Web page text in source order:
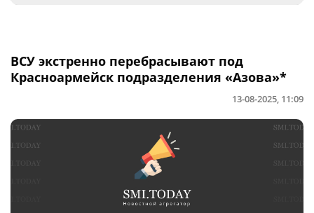
ВСУ экстренно перебрасывают под
Красноармейск подразделения «Азова»*
13-08-2025, 11:09